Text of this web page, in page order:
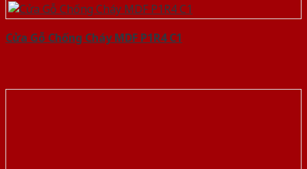
Cửa Gỗ Chống Cháy MDF P1R4 C1